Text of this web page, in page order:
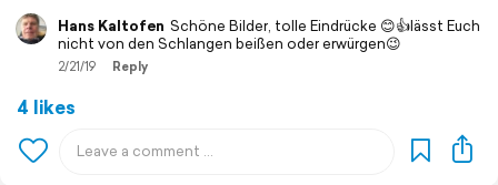
Hans Kaltofen Schöne Bilder, tolle Eindrücke 😊👍lässt Euch
nicht von den Schlangen beißen oder erwürgen😉
2/21/19 Reply
4 likes